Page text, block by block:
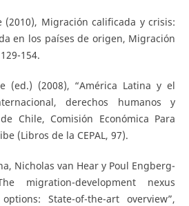
(2010), Migración calificada y crisis:
en los países de origen, Migración
154.
(ed.) (2008), “América Latina y el
derechos humanos y
Chile, Comisión Económica Para
(Libros de la CEPAL, 97).
Nicholas van Hear y Poul Engberg-
migration-development nexus
State-of-the-art overview”,